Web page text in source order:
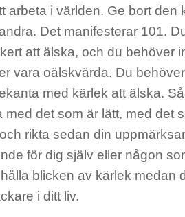
arbeta i världen. Ge bort den
Det manifesterar 101.
att älska, och du behöver
vara oälskvärda. Du
med kärlek att älska.
det som är lätt, med det
rikta sedan din
för dig själv eller någon
blicken av kärlek medan
i ditt liv.